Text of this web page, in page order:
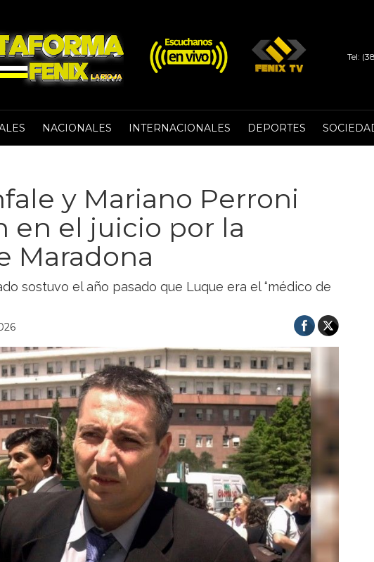
Tel:
NACIONALES INTERNACIONALES DEPORTES
y Mariano Perroni
en el juicio por la
Maradona
sostuvo el año pasado que Luque era el “médico de